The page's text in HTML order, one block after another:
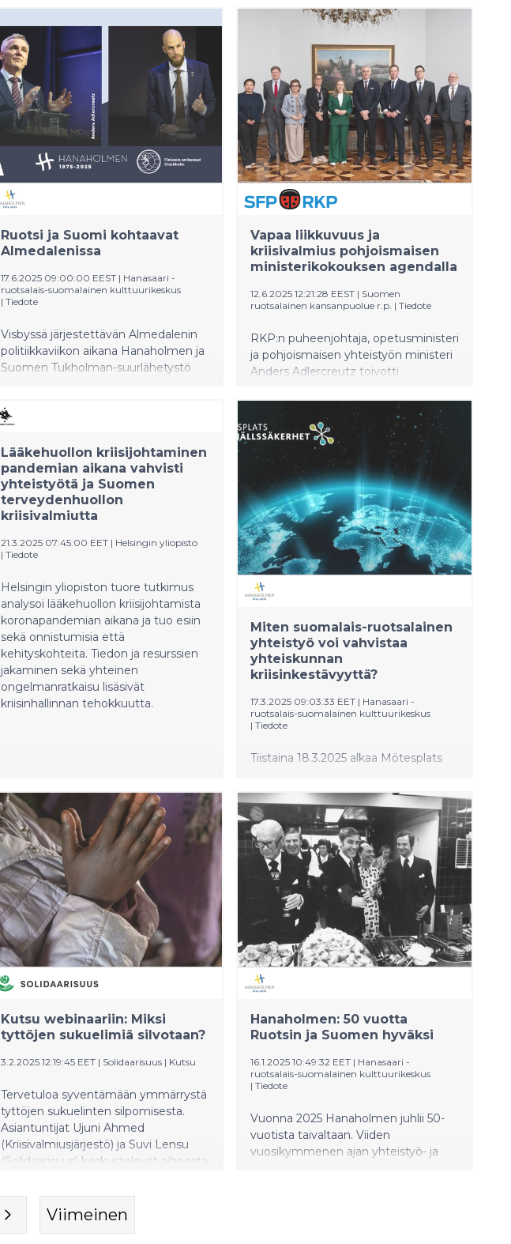
siviilivalmiusministerin Carl-Oskar
Bohlinin ja suuren määrän muita
suomalaisia ja ruotsalaisia johtajia ja
kriisivalmiusasiantuntijoita
tervetulleiksi Hanaholmeniin 11.
marraskuuta 2025.
turvallisuuspoliittiseen Hanakäräjät -
foorumiin, joka järjestetään 30.
syyskuuta 2025. Hanakäräjät on
vuosittain järjestettävä foorumi, jonka
järjestää Hanaholmen yhteistyössä
Ruotsin ja Suomen
puolustusvaliokuntien kanssa.
Ruotsi ja Suomi kohtaavat
Almedalenissa
17.6.2025 09:00:00 EEST | Hanasaari -
ruotsalais-suomalainen kulttuurikeskus
| Tiedote
Visbyssä järjestettävän Almedalenin
politiikkaviikon aikana Hanaholmen ja
Suomen Tukholman-suurlähetystö
koulutuksesta, kriisivalmiudesta ja
mukana myös SuomiAreena-
tapahtumassa Porissa.
Vapaa liikkuvuus ja
kriisivalmius pohjoismaisen
ministerikokouksen agendalla
12.6.2025 12:21:28 EEST | Suomen
ruotsalainen kansanpuolue r.p. | Tiedote
RKP:n puheenjohtaja, opetusministeri
ja pohjoismaisen yhteistyön ministeri
Anders Adlercreutz toivotti
tervetulleiksi Helsinkiin 10.–11.
kesäkuuta yhteistyöministerien
kesäkokoukseen. Adlercreutz isännöi
kokousta osana Suomen
puheenjohtajuutta Pohjoismaiden
ministerineuvostossa. Vuoden
teemana on Yhtenäinen ja vahva
Pohjola, ja kokouspäivien aikana
painopiste oli erityisesti valmiudessa
kriisitilanteissa.
Lääkehuollon kriisijohtaminen
pandemian aikana vahvisti
yhteistyötä ja Suomen
terveydenhuollon
kriisivalmiutta
21.3.2025 07:45:00 EET | Helsingin yliopisto
| Tiedote
Helsingin yliopiston tuore tutkimus
analysoi lääkehuollon kriisijohtamista
koronapandemian aikana ja tuo esiin
sekä onnistumisia että
kehityskohteita. Tiedon ja resurssien
jakaminen sekä yhteinen
ongelmanratkaisu lisäsivät
kriisinhallinnan tehokkuutta.
Miten suomalais-ruotsalainen
yhteistyö voi vahvistaa
yhteiskunnan
kriisinkestävyyttä?
17.3.2025 09:03:33 EET | Hanasaari -
ruotsalais-suomalainen kulttuurikeskus
| Tiedote
Tiistaina 18.3.2025 alkaa Mötesplats
Pohjoismaiden suurin
kohtaamispaikka kaikille yhteiskunnan
turvallisuuden ja
kokonaismaanpuolustuksen parissa
työskenteleville. Hanaholmen on
paikalla Tukholmassa
keskustelemassa siitä, miten Suomi ja
Ruotsi voivat yhdessä vahvistaa
maiden kriisinkestävyyttä.
Kutsu webinaariin: Miksi
tyttöjen sukuelimiä silvotaan?
3.2.2025 12:19:45 EET | Solidaarisuus | Kutsu
Tervetuloa syventämään ymmärrystä
tyttöjen sukuelinten silpomisesta.
Asiantuntijat Ujuni Ahmed
(Kriisivalmiusjärjestö) ja Suvi Lensu
(Solidaarisuus) keskustelevat aiheesta
keskiviikkona 5.2.2025 kello 17-17.45.
Hanaholmen: 50 vuotta
Ruotsin ja Suomen hyväksi
16.1.2025 10:49:32 EET | Hanasaari -
ruotsalais-suomalainen kulttuurikeskus
| Tiedote
Vuonna 2025 Hanaholmen juhlii 50-
vuotista taivaltaan. Viiden
vuosikymmenen ajan yhteistyö- ja
Viimeinen